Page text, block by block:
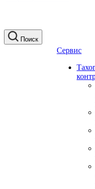
Поиск
Сервис